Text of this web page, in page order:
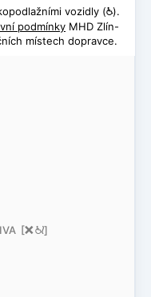
[ë@<]
vozidly (@).
podmínky MHD Zlín-
místech dopravce.